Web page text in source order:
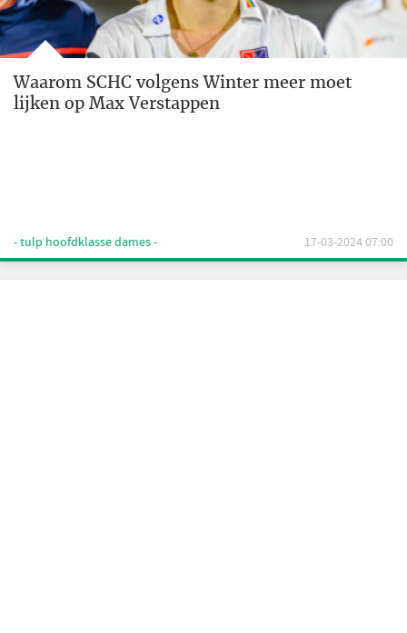
Waarom SCHC volgens Winter meer moet
lijken op Max Verstappen
- tulp hoofdklasse dames - 17-03-2024 07:00